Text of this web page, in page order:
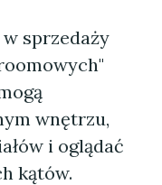
sprzedaży
wnętrzu,
i oglądać
kątów.